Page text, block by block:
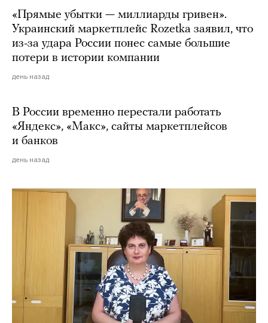
«Прямые убытки — миллиарды гривен».
Украинский маркетплейс Rozetka заявил, что
из-за удара России понес самые большие
потери в истории компании
день назад
В России временно перестали работать
«Яндекс», «Макс», сайты маркетплейсов
и банков
день назад